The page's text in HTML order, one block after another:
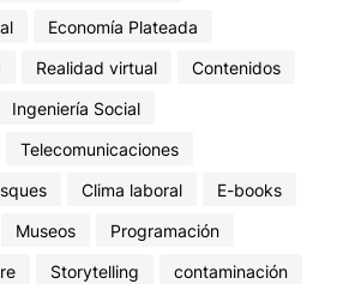
Economía Plateada
Realidad virtual
Contenidos
Ingeniería Social
Telecomunicaciones
Clima laboral
E-books
Museos
Programación
Storytelling
contaminación